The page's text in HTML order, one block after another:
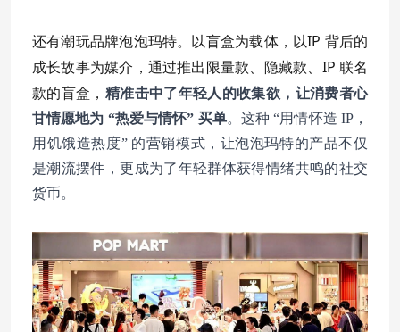
还有潮玩品牌泡泡玛特。以盲盒为载体，以IP 背后的
成长故事为媒介，通过推出限量款、隐藏款、IP 联名
款的盲盒， 精准击中了年轻人的收集欲，让消费者心
甘情愿地为 “热爱与情怀” 买单。这种 “用情怀造 IP，
用饥饿造热度” 的营销模式，让泡泡玛特的产品不仅
是潮流摆件，更成为了年轻群体获得情绪共鸣的社交
货币。